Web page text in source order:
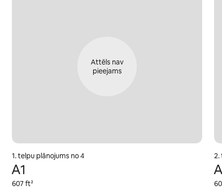
Attēls nav
pieejams
1. telpu plānojums no 4
A1
607 ft²
2.